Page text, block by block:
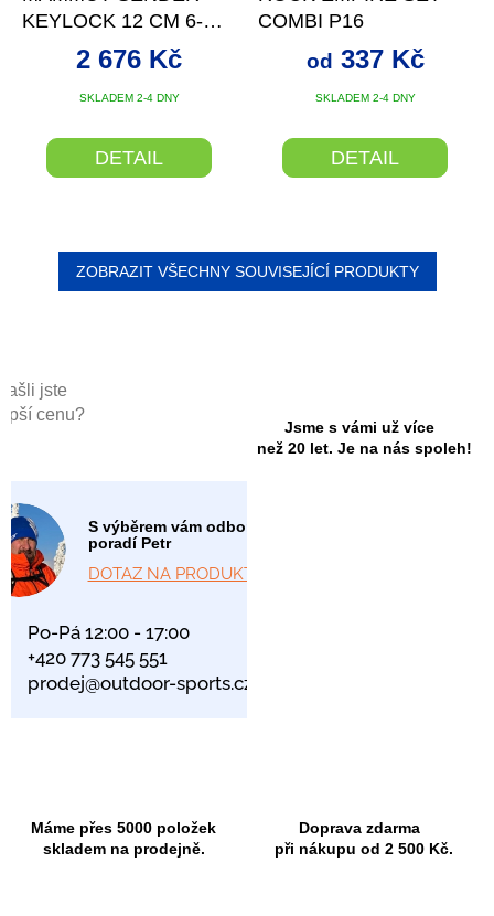
jste
cenu?
S výběrem vám odborně
poradí Petr
DOTAZ NA PRODUKT
Po-Pá 12:00 - 17:00
+420 773 545 551
prodej@outdoor-sports.cz
Jsme s vámi už více
než 20 let. Je na nás spoleh!
Máme přes 5000 položek
skladem na prodejně.
Doprava zdarma
při nákupu od 2 500 Kč.
A
KEYLOCK 12 CM 6-
PACK QUICKDRAWS
SKLADEM 2-4 DNY
2 676 Kč
DETAIL
COMBI P16
SKLADEM 2-4 DNY
od 337 Kč
DETAIL
ZOBRAZIT VŠECHNY SOUVISEJÍCÍ PRODUKTY